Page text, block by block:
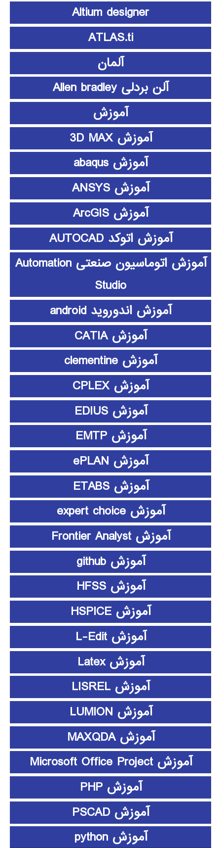
Altium designer
ATLAS.ti
آلمان
آلن بردلی Allen bradley
آموزش
آموزش 3D MAX
آموزش abaqus
آموزش ANSYS
آموزش ArcGIS
آموزش اتوکد AUTOCAD
آموزش اتوماسیون صنعتی Automation
Studio
آموزش اندوروید android
آموزش CATIA
آموزش clementine
آموزش CPLEX
آموزش EDIUS
آموزش EMTP
آموزش ePLAN
آموزش ETABS
آموزش expert choice
آموزش Frontier Analyst
آموزش github
آموزش HFSS
آموزش HSPICE
آموزش L-Edit
آموزش Latex
آموزش LISREL
آموزش LUMION
آموزش MAXQDA
آموزش Microsoft Office Project
آموزش PHP
آموزش PSCAD
آموزش python